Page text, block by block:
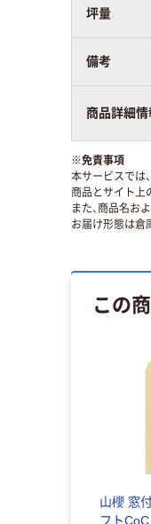
坪量
備考
商品詳細情
※免責事項
本サービスでは
商品とサイト上
また、商品名お
お届け形態は倉
この
山櫻 窓
フトCoC